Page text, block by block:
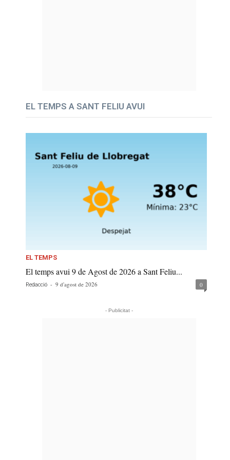
EL TEMPS A SANT FELIU AVUI
EL TEMPS
El temps avui 9 de Agost de 2026 a Sant Feliu...
Redacció - 9 d'agost de 2026 0
- Publicitat -